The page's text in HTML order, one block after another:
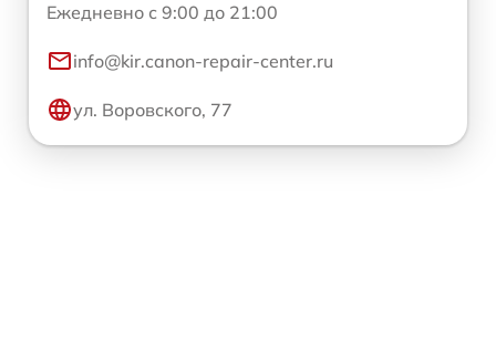
Ежедневно с 9:00 до 21:00
info@kir.canon-repair-center.ru
ул. Воровского, 77